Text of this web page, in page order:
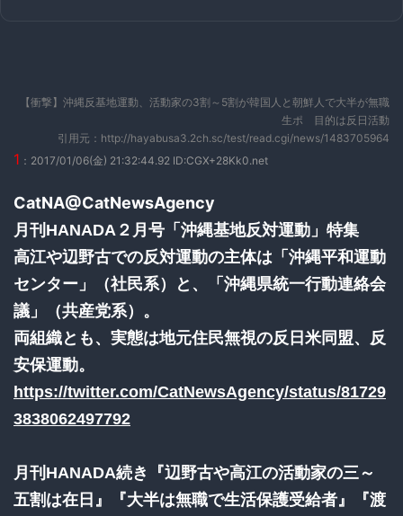
【衝撃】沖縄反基地運動、活動家の3割～5割が韓国人と朝鮮人で大半が無職
生ポ 目的は反日活動
引用元：http://hayabusa3.2ch.sc/test/read.cgi/news/1483705964
1 ：2017/01/06(金) 21:32:44.92 ID:CGX+28Kk0.net
CatNA‏@CatNewsAgency
月刊HANADA２月号「沖縄基地反対運動」特集
高江や辺野古での反対運動の主体は「沖縄平和運動
センター」（社民系）と、「沖縄県統一行動連絡会
議」（共産党系）。
両組織とも、実態は地元住民無視の反日米同盟、反
安保運動。
https://twitter.com/CatNewsAgency/status/81729
3838062497792
月刊HANADA続き『辺野古や高江の活動家の三～
五割は在日』『大半は無職で生活保護受給者』『渡